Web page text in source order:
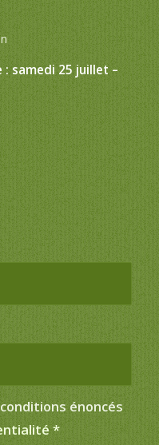
: samedi 25 juillet –
énoncés
*